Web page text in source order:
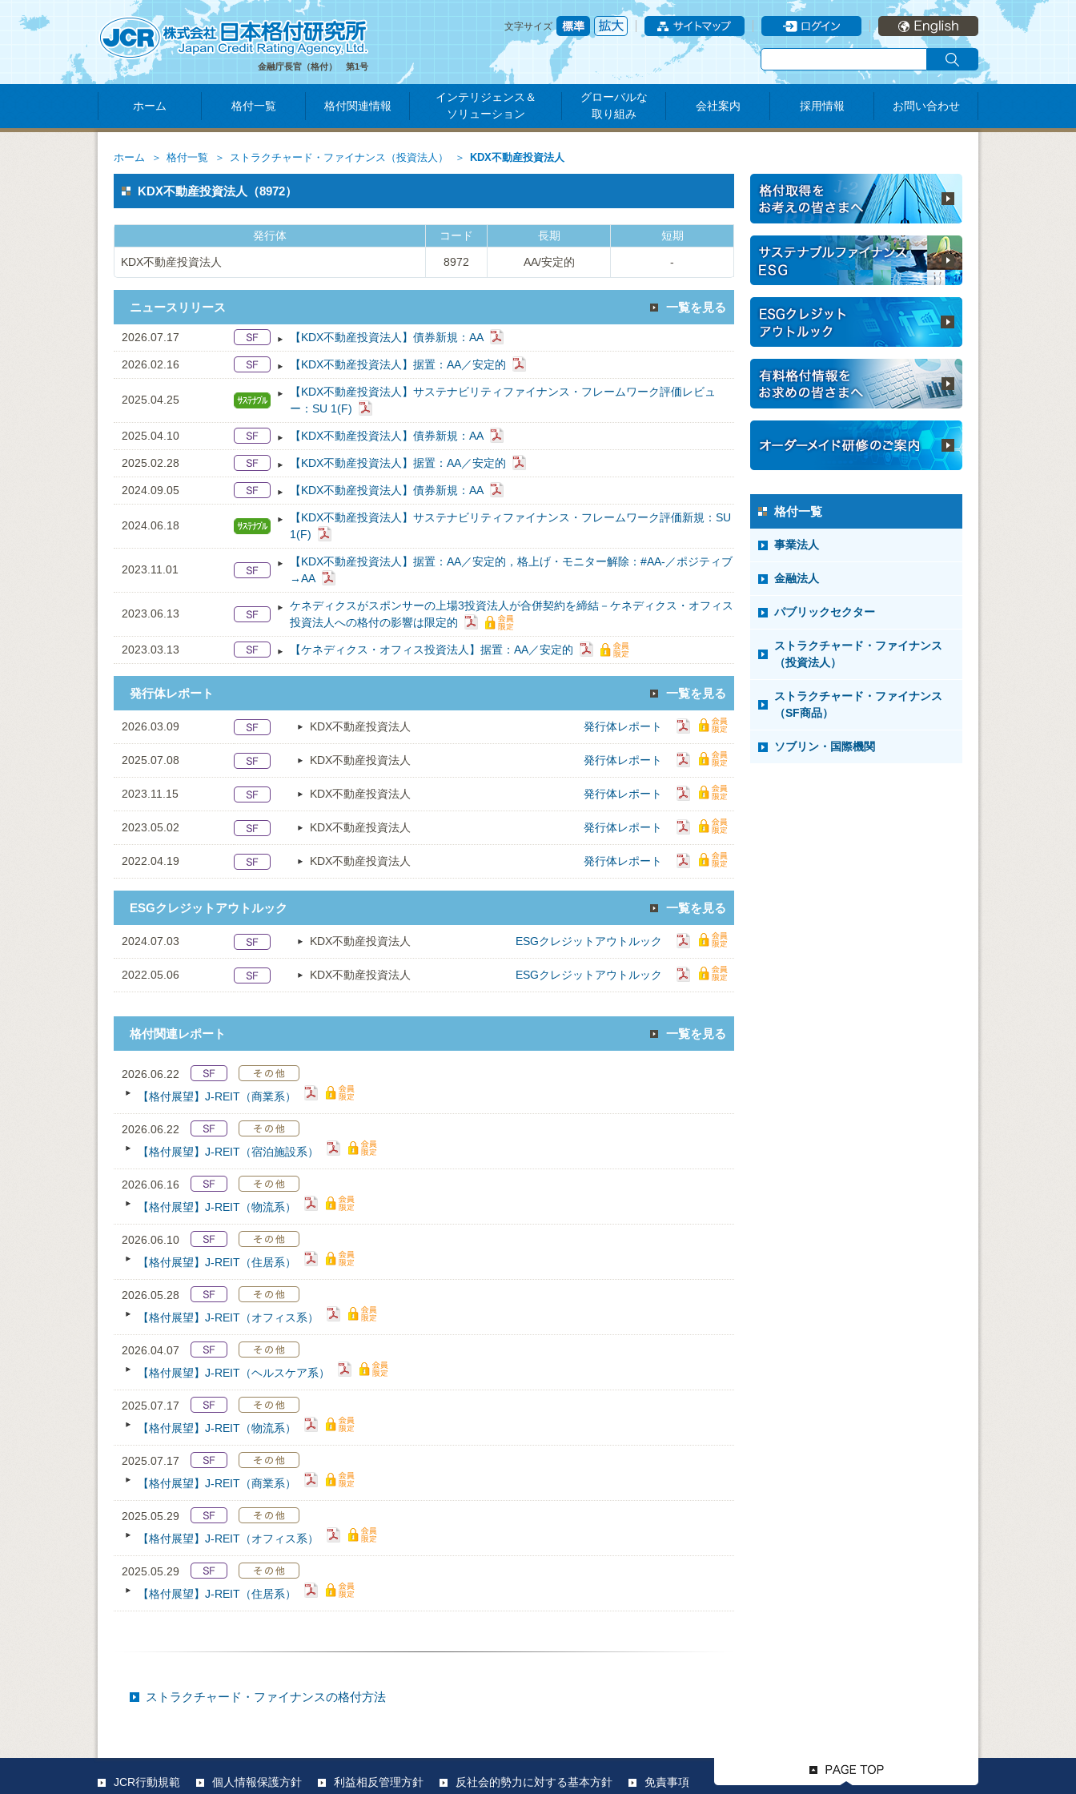
金融庁長官（格付） 第1号
文字サイズ
ホーム 格付一覧 格付関連情報
インテリジェンス＆
ソリューション
グローバルな
取り組み
会社案内 採用情報 お問い合わせ
ホーム 格付一覧 ストラクチャード・ファイナンス（投資法人） KDX不動産投資法人
KDX不動産投資法人（8972）
発行体 コード 長期 短期
KDX不動産投資法人 8972 AA/安定的 -
ニュースリリース 一覧を見る
2026.07.17 【KDX不動産投資法人】債券新規：AA
2026.02.16 【KDX不動産投資法人】据置：AA／安定的
2025.04.25
【KDX不動産投資法人】サステナビリティファイナンス・フレームワーク評価レビュ
ー：SU 1(F)
2025.04.10 【KDX不動産投資法人】債券新規：AA
2025.02.28 【KDX不動産投資法人】据置：AA／安定的
2024.09.05 【KDX不動産投資法人】債券新規：AA
2024.06.18
【KDX不動産投資法人】サステナビリティファイナンス・フレームワーク評価新規：SU
1(F)
2023.11.01
【KDX不動産投資法人】据置：AA／安定的，格上げ・モニター解除：#AA-／ポジティブ
→AA
2023.06.13
ケネディクスがスポンサーの上場3投資法人が合併契約を締結－ケネディクス・オフィス
投資法人への格付の影響は限定的
2023.03.13 【ケネディクス・オフィス投資法人】据置：AA／安定的
発行体レポート 一覧を見る
2026.03.09 KDX不動産投資法人 発行体レポート
2025.07.08 KDX不動産投資法人 発行体レポート
2023.11.15 KDX不動産投資法人 発行体レポート
2023.05.02 KDX不動産投資法人 発行体レポート
2022.04.19 KDX不動産投資法人 発行体レポート
ESGクレジットアウトルック 一覧を見る
2024.07.03 KDX不動産投資法人 ESGクレジットアウトルック
2022.05.06 KDX不動産投資法人 ESGクレジットアウトルック
格付関連レポート 一覧を見る
2026.06.22
【格付展望】J-REIT（商業系）
2026.06.22
【格付展望】J-REIT（宿泊施設系）
2026.06.16
【格付展望】J-REIT（物流系）
2026.06.10
【格付展望】J-REIT（住居系）
2026.05.28
【格付展望】J-REIT（オフィス系）
2026.04.07
【格付展望】J-REIT（ヘルスケア系）
2025.07.17
【格付展望】J-REIT（物流系）
2025.07.17
【格付展望】J-REIT（商業系）
2025.05.29
【格付展望】J-REIT（オフィス系）
2025.05.29
【格付展望】J-REIT（住居系）
ストラクチャード・ファイナンスの格付方法
格付一覧
事業法人
金融法人
パブリックセクター
ストラクチャード・ファイナンス
（投資法人）
ストラクチャード・ファイナンス
（SF商品）
ソブリン・国際機関
JCR行動規範 個人情報保護方針 利益相反管理方針 反社会的勢力に対する基本方針 免責事項